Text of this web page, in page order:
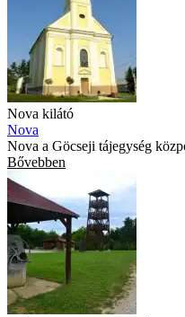
Nova kilátó
Nova
Nova a Göcseji tájegység
Bővebben